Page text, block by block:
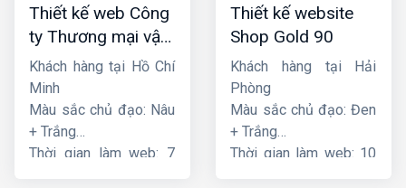
Thiết kế web Công
ty Thương mại vận
tải Song Bằng
Khách hàng tại Hồ Chí
Minh
Màu sắc chủ đạo: Nâu
+ Trắng
Thời gian làm web: 7
Thiết kế website
Shop Gold 90
Khách hàng tại Hải
Phòng
Màu sắc chủ đạo: Đen
+ Trắng
Thời gian làm web: 10